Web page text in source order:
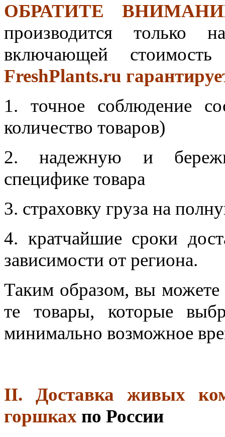
ОБРАТИТЕ
производится только
включающей стоимость
FreshPlants.ru
1. точное соблюдение
количество товаров)
2. надежную и
специфике товара
3. страховку груза на
4. кратчайшие сроки
зависимости от региона.
Таким образом, вы
те товары, которые
минимально возможное
II. Доставка живых
горшках по России